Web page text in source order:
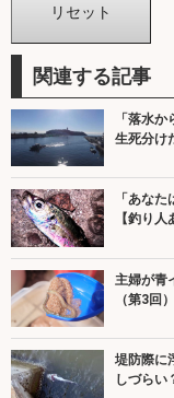
関連する記事
「落水
生死分け
「あな
【釣り人
主婦が青
（第3回）
堤防際に
しづらい